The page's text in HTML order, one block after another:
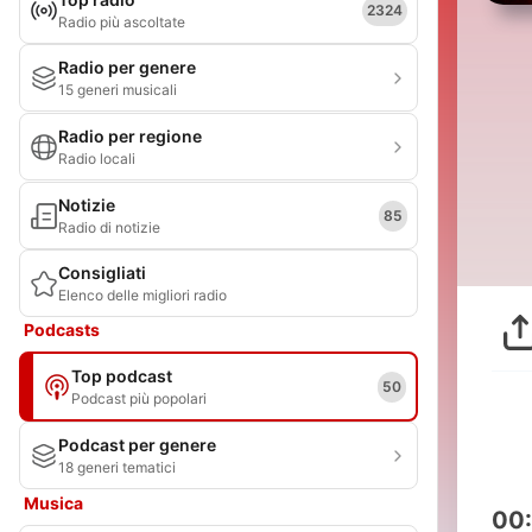
Radio più ascoltate
2324
Radio per genere
15 generi musicali
Radio per regione
Radio locali
Notizie
Radio di notizie
85
Consigliati
Elenco delle migliori radio
Podcasts
Top podcast
Podcast più popolari
50
Podcast per genere
18 generi tematici
Musica